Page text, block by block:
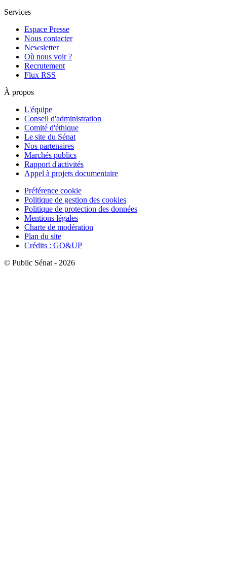
Services
Espace Presse
Nous contacter
Newsletter
Où nous voir ?
Recrutement
Flux RSS
À propos
L'équipe
Conseil d'administration
Comité d'éthique
Le site du Sénat
Nos partenaires
Marchés publics
Rapport d'activités
Appel à projets documentaire
Préférence cookie
Politique de gestion des cookies
Politique de protection des données
Mentions légales
Charte de modération
Plan du site
Crédits : GO&UP
© Public Sénat - 2026